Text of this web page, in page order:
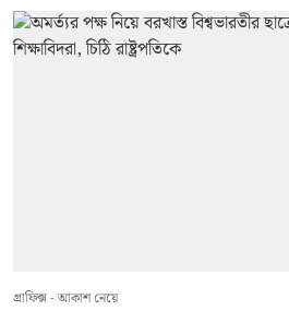
গ্রাফিক্স - আকাশ নেয়ে